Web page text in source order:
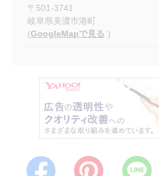
〒 501-3741
岐阜県美濃市港町
(GoogleMapで見る )